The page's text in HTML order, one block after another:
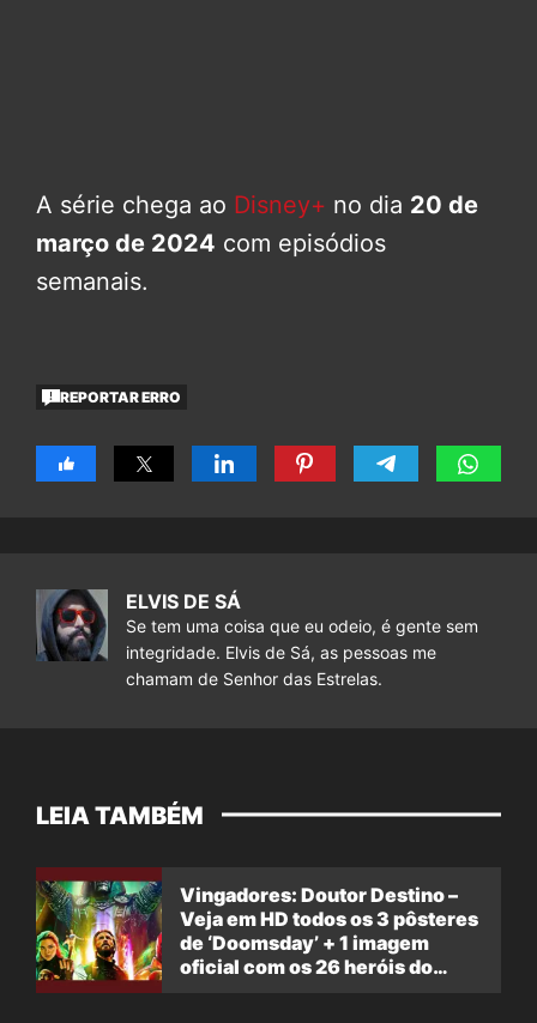
A série chega ao Disney+ no dia 20 de
março de 2024 com episódios
semanais.
REPORTAR ERRO
ELVIS DE SÁ
Se tem uma coisa que eu odeio, é gente sem
integridade. Elvis de Sá, as pessoas me
chamam de Senhor das Estrelas.
LEIA TAMBÉM
Vingadores: Doutor Destino –
Veja em HD todos os 3 pôsteres
de ‘Doomsday’ + 1 imagem
oficial com os 26 heróis do